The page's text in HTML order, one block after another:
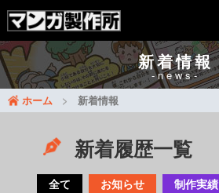
新着情報
-news-
ホーム
新着情報
新着履歴一覧
全て お知らせ
制作実績